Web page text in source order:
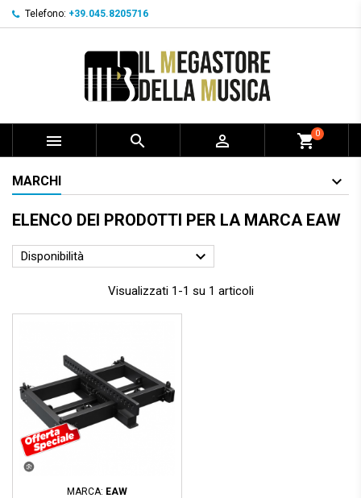
Telefono: +39.045.8205716
   shopping_cart0
MARCHI
ELENCO DEI PRODOTTI PER LA MARCA EAW
Disponibilità 
Visualizzati 1-1 su 1 articoli
MARCA: EAW